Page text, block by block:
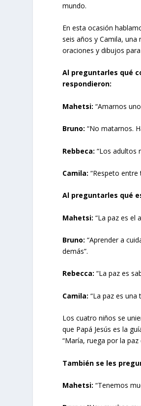
mundo.
En esta ocasión
seis años y Camila,
oraciones y dibujos
Al preguntarles qué
respondieron:
Mahetsi:“Amarnos
Bruno:“No matarnos.
Rebbeca: “Los adultos
Camila: “Respeto entre
Al preguntarles qué
Mahetsi: “La paz es el
Bruno: “Aprender a
demás”.
Rebecca: “La paz es
Camila:“La paz es una
Los cuatro niños se
que Papá Jesús es la
“María, ruega por la paz
También se les
Mahetsi:“Tenemos